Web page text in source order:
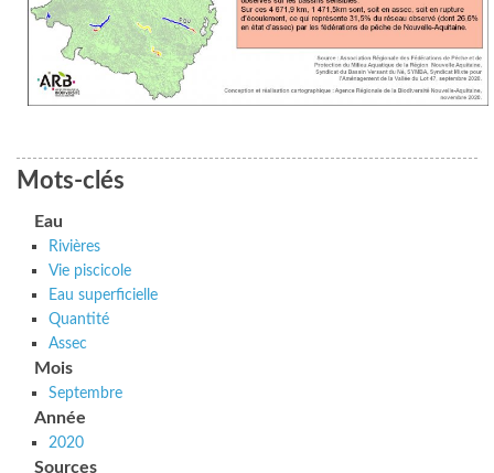
Mots-clés
Eau
Rivières
Vie piscicole
Eau superficielle
Quantité
Assec
Mois
Septembre
Année
2020
Sources